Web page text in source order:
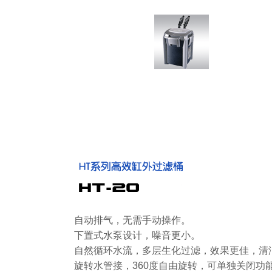
自动排气，无需手动操作。
下置式水泵设计，噪音更小。
自然循环水流，多层生化过滤，效果更佳，清
旋转水管接，360度自由旋转，可单独关闭功能